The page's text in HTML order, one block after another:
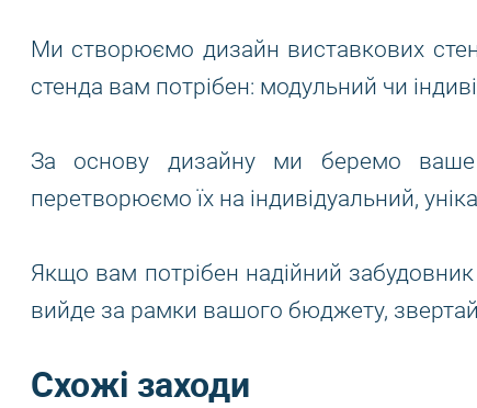
Ми створюємо дизайн виставкових
стенда вам потрібен: модульний чи
За основу дизайну ми беремо ваше
перетворюємо їх на індивідуальний,
Якщо вам потрібен надійний
вийде за рамки вашого бюджету,
Схожі заходи